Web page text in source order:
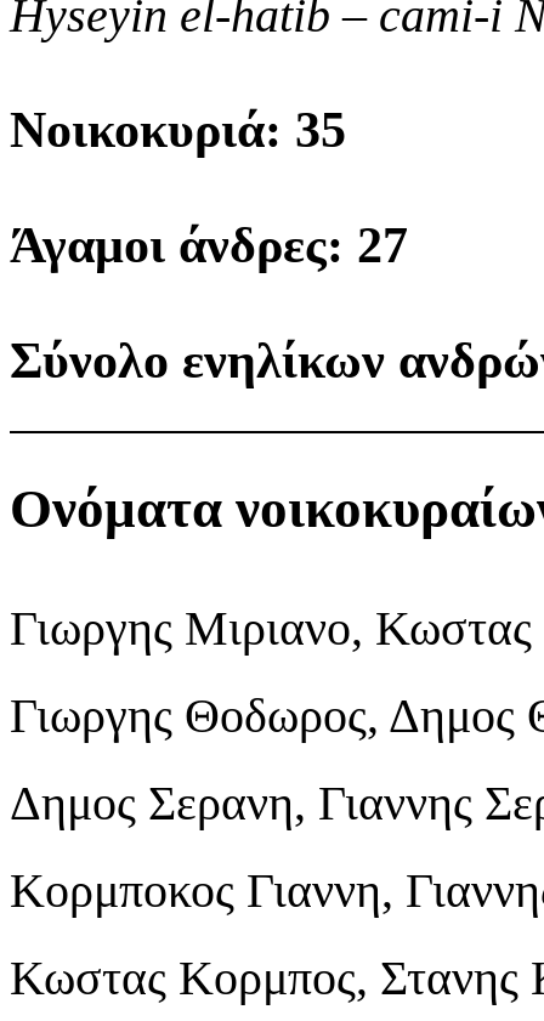
Hyseyin el-hatib – cami-i
Νοικοκυριά: 35
Άγαμοι άνδρες: 27
Σύνολο ενηλίκων
Ονόματα
Γιωργης Μιριανo,
Γιωργης Θοδωρος, Δημος
Δημος Σερανη, Γιαννης
Κορμποκος Γιαννη,
Κωστας Κορμπος, Στανης